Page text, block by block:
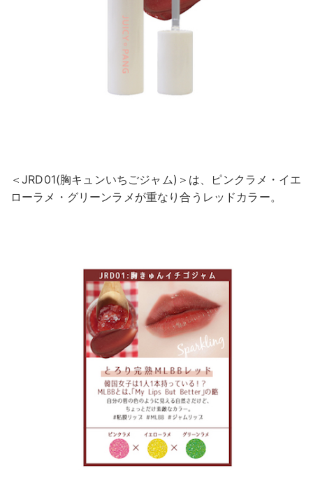
＜JRD01(胸キュンいちごジャム)＞は、ピンクラメ・イエ
ローラメ・グリーンラメが重なり合うレッドカラー。